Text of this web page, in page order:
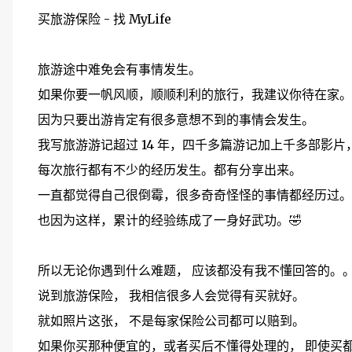
买旅游保险 - 找 MyLife
旅游途中难免会有事情发生。
如果你要一帆风顺，顺顺利利的旅行，我建议你待在家。
因为只要出游肯定有很多意想不到的事情会发生。
我写旅游游记超过 14 年，四千多篇游记加上千多部影片，
每次旅行都有不少的经历发生。都有分享出来。
一直都觉得自己很倒霉，很多奇奇怪怪的事情都经历过。
也因为这样，累计的经验练成了一身好武功。🤣
所以无论你遇到什么难题， 应该都没有我不懂回答的。。
说到旅游保险， 我相信很多人会觉得有买就好。
就如照片这张， 不是每家保险公司都可以赔到。
如果你买那种便宜的，或者买后不懂得处理的， 即使买都